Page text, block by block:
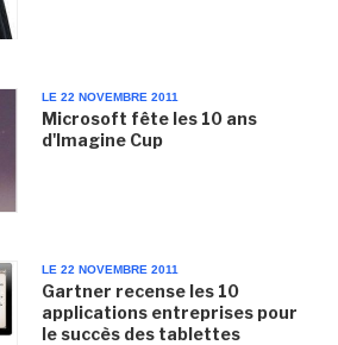
LE 22 NOVEMBRE 2011
Microsoft fête les 10 ans
d'Imagine Cup
LE 22 NOVEMBRE 2011
Gartner recense les 10
applications entreprises pour
le succès des tablettes